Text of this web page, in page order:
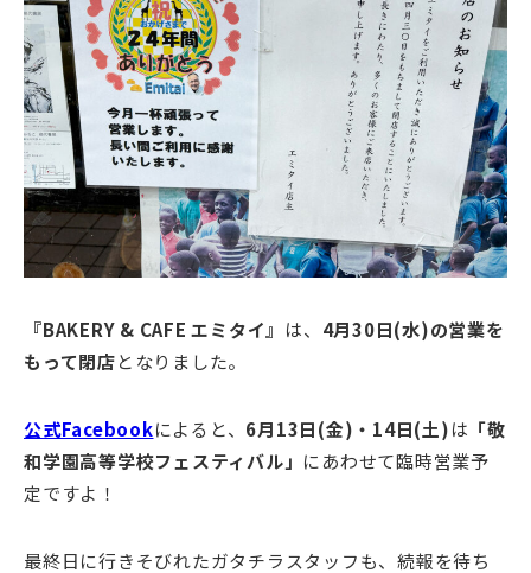
『BAKERY & CAFE エミタイ』 は、 4月30日(水)の営業を
もって閉店となりました。
公式Facebookによると、 6月13日(金)・14日(土)は 「敬
和学園高等学校フェスティバル」 にあわせて臨時営業予
定ですよ！
最終日に行きそびれたガタチラスタッフも、続報を待ち